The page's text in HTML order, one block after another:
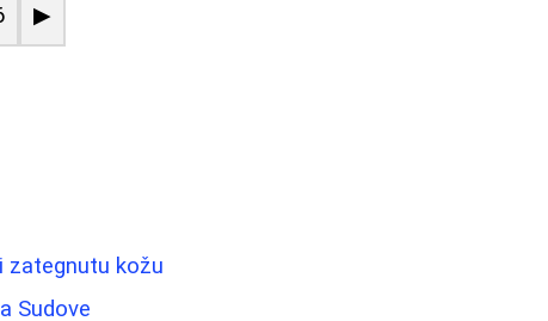
▶
zategnutu kožu
Sudove